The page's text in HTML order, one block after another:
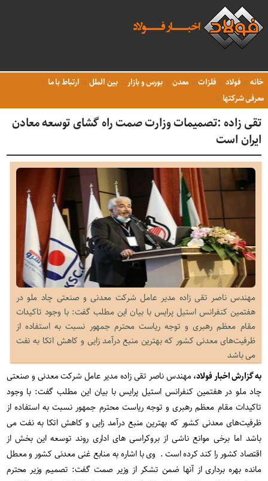
خانه فولاد فلزات معدن بورس و بازار بین الملل
ارتباط با ما
معرفی شرکتها
تقی زاده :تصمیمات وزارت صمت راه گشای توسعه معادن
ایران است
مهندس ناصر تقی زاده مدیر عامل شرکت معدنی و صنعتی چاد ملو در
هفتمین کنفرانس استیل پرایس با بیان این مطلب گفت: با وجود تاکیدات
مقام معظم رهبری و توجه ریاست محترم جمهور نسبت به استفاده از
ظرفیت‌های معدنی کشور که بهترین منبع درآمد زایی و کاهش اتکا به نفت
می باشد
به گزارش اخبار فولاد،مهندس ناصر تقی زاده مدیر عامل شرکت معدنی و صنعتی
چاد ملو در هفتمین کنفرانس استیل پرایس با بیان این مطلب گفت: با وجود
تاکیدات مقام معظم رهبری و توجه ریاست محترم جمهور نسبت به استفاده از
ظرفیت‌های معدنی کشور که بهترین منبع درآمد زایی و کاهش اتکا به نفت می
باشد اما برخی موانع ناشی از بروکراسی های اداری روند توسعه این بخش از
اقتصاد کشور را کند کرده است . وی با اشاره به منابع غنی معدنی کشور و معطل
مانده بهره برداری از آنها ضمن تشکر از وزیر صمت گفت: تصمیم وزیر محترم